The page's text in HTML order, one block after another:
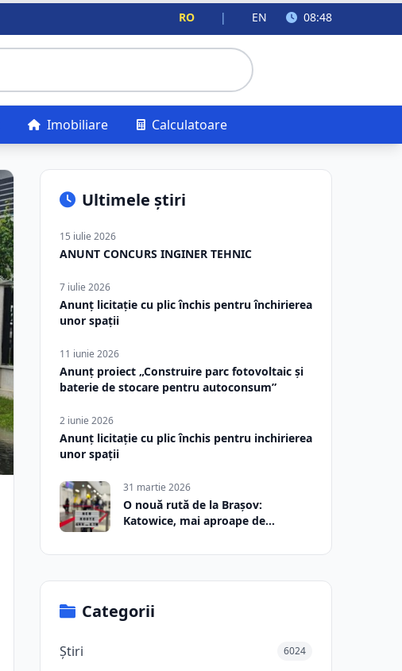
RO | EN 08:48
Imobiliare Calculatoare
Ultimele știri
15 iulie 2026
ANUNT CONCURS INGINER TEHNIC
7 iulie 2026
Anunț licitație cu plic închis pentru închirierea
unor spații
11 iunie 2026
Anunț proiect „Construire parc fotovoltaic și
baterie de stocare pentru autoconsum”
2 iunie 2026
Anunț licitație cu plic închis pentru inchirierea
unor spații
31 martie 2026
O nouă rută de la Brașov:
Katowice, mai aproape de
Categorii
Știri 6024